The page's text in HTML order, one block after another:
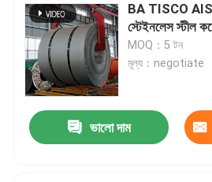
BA TISCO
স্টেইনলেস স্টীল
MOQ：5 টন
মূল্য：negotiate
ভালো দাম